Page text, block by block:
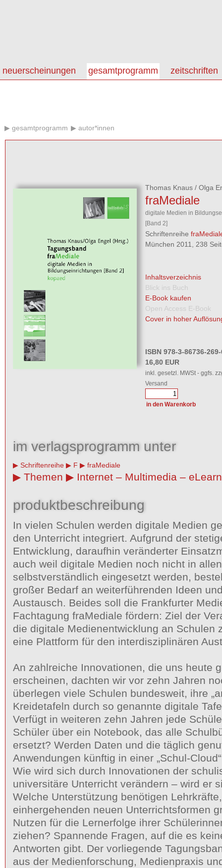
neuerscheinungen gesamtprogramm zeitschriften
gesamtprogramm autor*innen
Thomas Knaus/ Olga
fraMediale
digitale Medien in
[Band 2]
Schriftenreihe
München 2011, 238
Inhaltsverzeichnis
Blick ins Buch
E-Book kaufen
Open Access E-Book
Cover in hoher
ISBN 978-3-86736-
16,80 EUR
inkl. gesetzl. MWSt - ggfs.
Versand
im verlagsprogramm unter
Schriftenreihe F fraMediale
Themen Internet – Multimedia –
produktbeschreibung
In vielen Schulen werden digitale Medien
den Unterricht integriert. Aufgrund der
Entwicklung, daraufhin veränderter
auch weil digitale Medien noch nicht in
selbstverständlich eingesetzt werden,
großer Bedarf an weiterführenden Ideen
Austausch. Beides soll die Frankfurter
Fachtagung fraMediale fördern: Ziel der
die digitale Medienentwicklung an Schulen
eine Plattform für den interdisziplinären
An zahlreiche Innovationen, die uns heute
erscheinen, dachten wir vor zehn Jahren
überlegen viele Schulen bundesweit, ihre
Kreidetafeln durch so genannte digitale
Verfügt in weiteren zehn Jahren jede
Schüler über ein Notebook, das alle
ersetzt? Werden Daten und die täglich
Anwendungen künftig in einer „Schul-
Wie wird sich durch Innovationen der
universitäre Unterricht verändern – wird er
Welche Unterstützung benötigen
einhergehenden neuen Unterrichtsformen
Nutzen für die Lernerfolge ihrer
ziehen? Spannende Fragen, auf die es
Antworten gibt. Der vorliegende
aus der Medienforschung, Medienpraxis